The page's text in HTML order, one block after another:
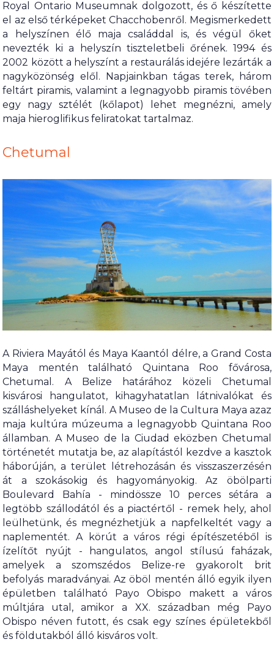
Royal Ontario Museumnak dolgozott, és ő készítette
el az első térképeket Chacchobenről. Megismerkedett
a helyszínen élő maja családdal is, és végül őket
nevezték ki a helyszín tiszteletbeli őrének. 1994 és
2002 között a helyszínt a restaurálás idejére lezárták a
nagyközönség elől. Napjainkban tágas terek, három
feltárt piramis, valamint a legnagyobb piramis tövében
egy nagy sztélét (kőlapot) lehet megnézni, amely
maja hieroglifikus feliratokat tartalmaz.
Chetumal
A Riviera Mayától és Maya Kaantól délre, a Grand Costa
Maya mentén található Quintana Roo fővárosa,
Chetumal. A Belize határához közeli Chetumal
kisvárosi hangulatot, kihagyhatatlan látnivalókat és
szálláshelyeket kínál. A Museo de la Cultura Maya azaz
maja kultúra múzeuma a legnagyobb Quintana Roo
államban. A Museo de la Ciudad eközben Chetumal
történetét mutatja be, az alapítástól kezdve a kasztok
háborúján, a terület létrehozásán és visszaszerzésén
át a szokásokig és hagyományokig. Az öbölparti
Boulevard Bahía - mindössze 10 perces sétára a
legtöbb szállodától és a piactértől - remek hely, ahol
leülhetünk, és megnézhetjük a napfelkeltét vagy a
naplementét. A körút a város régi építészetéből is
ízelítőt nyújt - hangulatos, angol stílusú faházak,
amelyek a szomszédos Belize-re gyakorolt brit
befolyás maradványai. Az öböl mentén álló egyik ilyen
épületben található Payo Obispo makett a város
múltjára utal, amikor a XX. században még Payo
Obispo néven futott, és csak egy színes épületekből
és földutakból álló kisváros volt.